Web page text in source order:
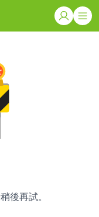
後再試。